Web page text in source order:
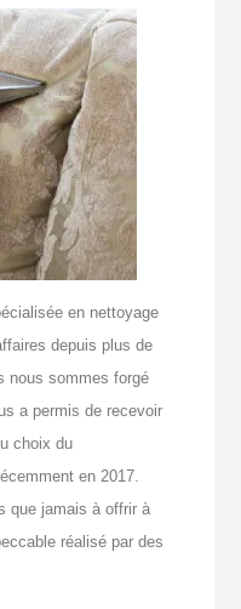
en nettoyage
depuis plus de
nous sommes forgé
a permis de recevoir
choix du
en 2017.
que jamais à offrir à
réalisé par des